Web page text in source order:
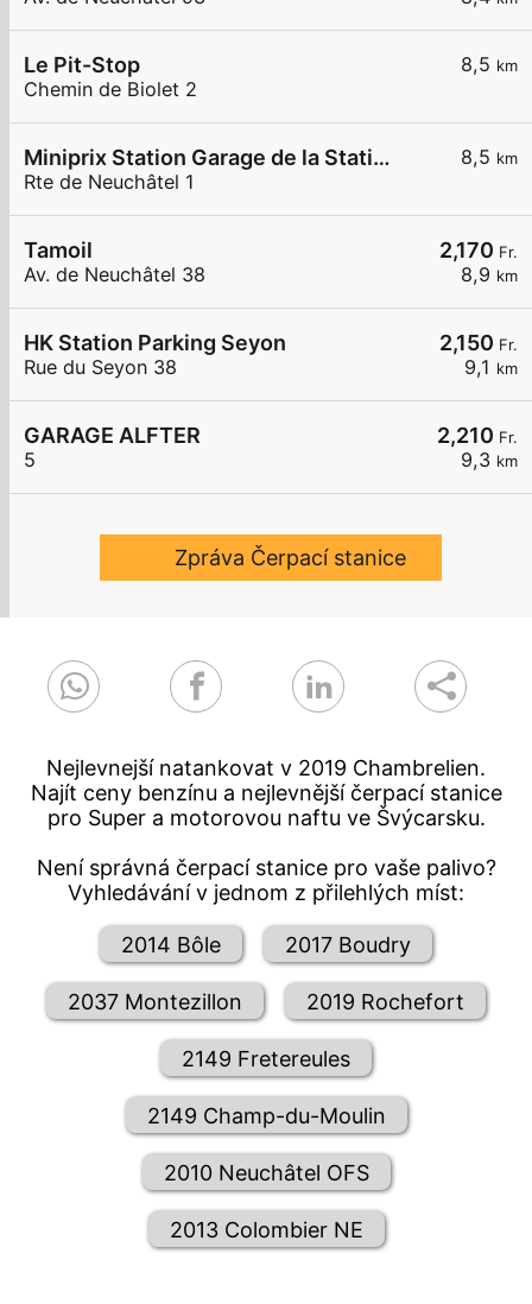
8,5 km
Le Pit-Stop
Chemin de Biolet 2
8,5 km
Miniprix Station Garage de la Station
Rte de Neuchâtel 1
2,170 Fr.
8,9 km
Tamoil
Av. de Neuchâtel 38
2,150 Fr.
9,1 km
HK Station Parking Seyon
Rue du Seyon 38
2,210 Fr.
9,3 km
GARAGE ALFTER
5
Zpráva Čerpací stanice
Nejlevnejší natankovat v 2019 Chambrelien.
Najít ceny benzínu a nejlevnější čerpací stanice
pro Super a motorovou naftu ve Švýcarsku.
Není správná čerpací stanice pro vaše palivo?
Vyhledávání v jednom z přilehlých míst:
2014 Bôle 2017 Boudry
2037 Montezillon 2019 Rochefort
2149 Fretereules
2149 Champ-du-Moulin
2010 Neuchâtel OFS
2013 Colombier NE